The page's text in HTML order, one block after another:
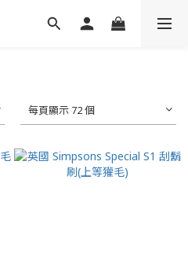
每頁顯示 72 個